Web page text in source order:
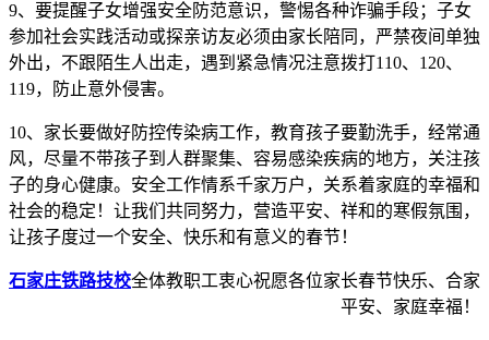
9、要提醒子女增强安全防范意识，警惕各种诈骗手段；子女
参加社会实践活动或探亲访友必须由家长陪同，严禁夜间单独
外出，不跟陌生人出走，遇到紧急情况注意拨打110、120、
119，防止意外侵害。
10、家长要做好防控传染病工作，教育孩子要勤洗手，经常通
风，尽量不带孩子到人群聚集、容易感染疾病的地方，关注孩
子的身心健康。安全工作情系千家万户，关系着家庭的幸福和
社会的稳定！让我们共同努力，营造平安、祥和的寒假氛围，
让孩子度过一个安全、快乐和有意义的春节！
石家庄铁路技校全体教职工衷心祝愿各位家长春节快乐、合家
平安、家庭幸福！